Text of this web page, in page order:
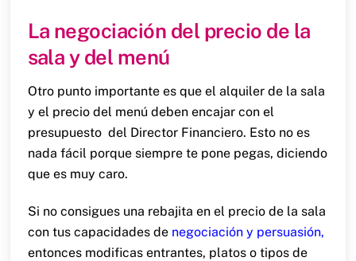
La negociación del precio de la
sala y del menú
Otro punto importante es que el alquiler de la sala
y el precio del menú deben encajar con el
presupuesto del Director Financiero. Esto no es
nada fácil porque siempre te pone pegas, diciendo
que es muy caro.
Si no consigues una rebajita en el precio de la sala
con tus capacidades de negociación y persuasión,
entonces modificas entrantes, platos o tipos de